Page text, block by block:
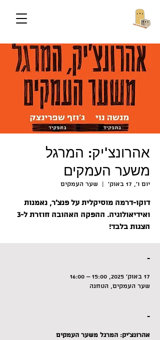
אהרונצ'יק: המרגל
משער העמקים
יום ו׳, 17 באוק׳
  |
שער העמקים
דוקו-דרמה מוסיקלית על פנצ'ר, נאמנות
ואידיאולוגיה. ההפקה האהובה חוזרת ל-3
הצגות בלבד!
-
17 באוק׳ 2025, 15:00 – 16:00
שער העמקים, הטחנה
-
אהרונצ'יק: המרגל משער העמקים